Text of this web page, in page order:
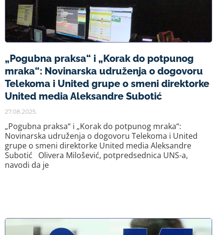
„Pogubna praksa“ i „Korak do potpunog
mraka“: Novinarska udruženja o dogovoru
Telekoma i United grupe o smeni direktorke
United media Aleksandre Subotić
27.08.2025.
„Pogubna praksa“ i „Korak do potpunog mraka“:
Novinarska udruženja o dogovoru Telekoma i United
grupe o smeni direktorke United media Aleksandre
Subotić Olivera Milošević, potpredsednica UNS-a,
navodi da je